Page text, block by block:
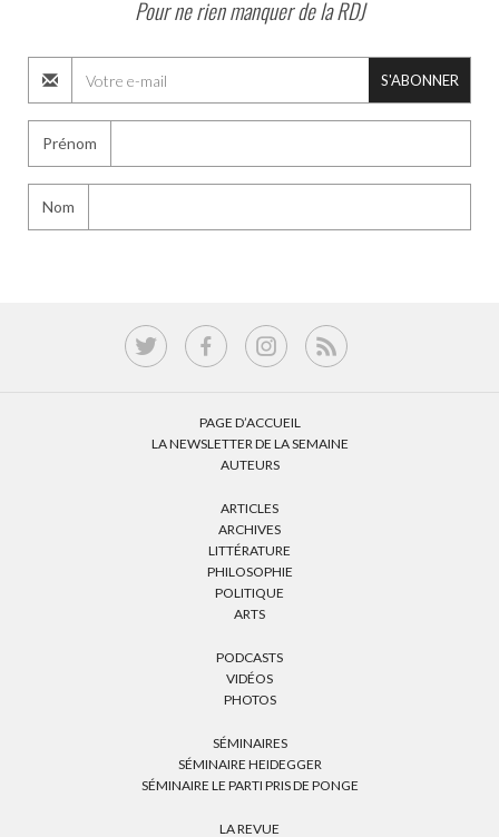
Pour ne rien manquer de la RDJ
S'ABONNER
Prénom
Nom
PAGE D’ACCUEIL
LA NEWSLETTER DE LA SEMAINE
AUTEURS
ARTICLES
ARCHIVES
LITTÉRATURE
PHILOSOPHIE
POLITIQUE
ARTS
PODCASTS
VIDÉOS
PHOTOS
SÉMINAIRES
SÉMINAIRE HEIDEGGER
SÉMINAIRE LE PARTI PRIS DE PONGE
LA REVUE